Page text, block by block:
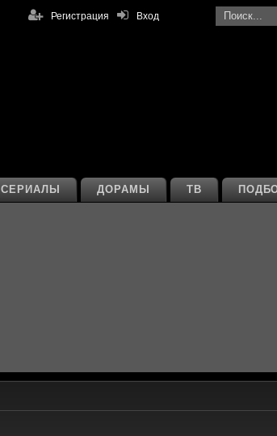
Вход
Регистрация
ТВ
ДОРАМЫ
СЕРИАЛЫ